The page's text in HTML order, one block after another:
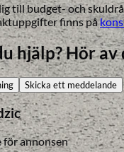
till budget- och
finns på
hjälp? Hör av
Skicka ett meddelande
för annonsen